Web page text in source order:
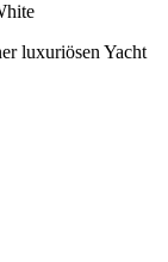
luxuriösen Yacht